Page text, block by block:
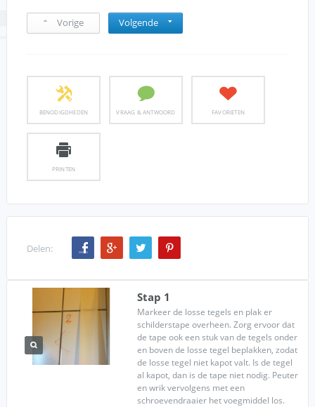
Vorige Volgende
BENODIGDHEDEN VRAAG & ANTWOORD FAVORIETEN
PRINTEN
Delen:
Stap 1
Markeer de losse tegels en plak er
schilderstape overheen. Zorg ervoor dat
de tape ook een stuk van de tegels onder
en boven de losse tegel beplakken, zodat
de losse tegel niet kapot valt. Is de tegel
al kapot, dan is de tape niet nodig. Peuter
en wrik vervolgens met een
schroevendraaier het voegmiddel los.